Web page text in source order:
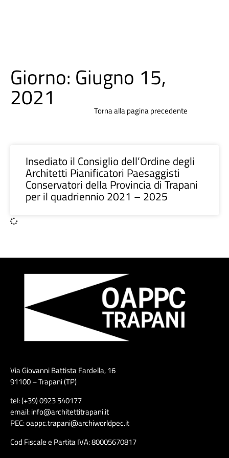
Giorno: Giugno 15,
2021 Torna alla pagina precedente
Insediato il Consiglio dell’Ordine degli
Architetti Pianificatori Paesaggisti
Conservatori della Provincia di Trapani
per il quadriennio 2021 – 2025
Via Giovanni Battista Fardella, 16
91100 – Trapani (TP)
tel: (+39) 0923 540177
email: info@architettitrapani.it
PEC: oappc.trapani@archiworldpec.it
Cod Fiscale e Partita IVA: 80005670817